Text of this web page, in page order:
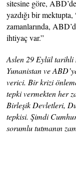
sitesine göre,
yazdığı bir
zamanlarında,
ihtiyaç var.”
Aslen 29 Eylül tarihli
Yunanistan ve
verici. Bir krizi
tepki vermekten her
Birleşik Devletleri,
tepkisi. Şimdi
sorumlu tutmanın